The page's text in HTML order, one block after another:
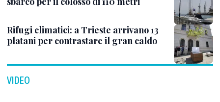
Rifugi climatici: a Trieste arrivano 13
platani per contrastare il gran caldo
VIDEO